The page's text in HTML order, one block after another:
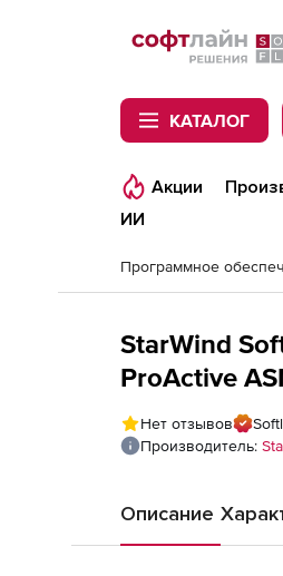
Softline
КАТАЛОГ
Акции
ИИ
StarWind
ProActive
Нет отзывов
Производитель:
Описание